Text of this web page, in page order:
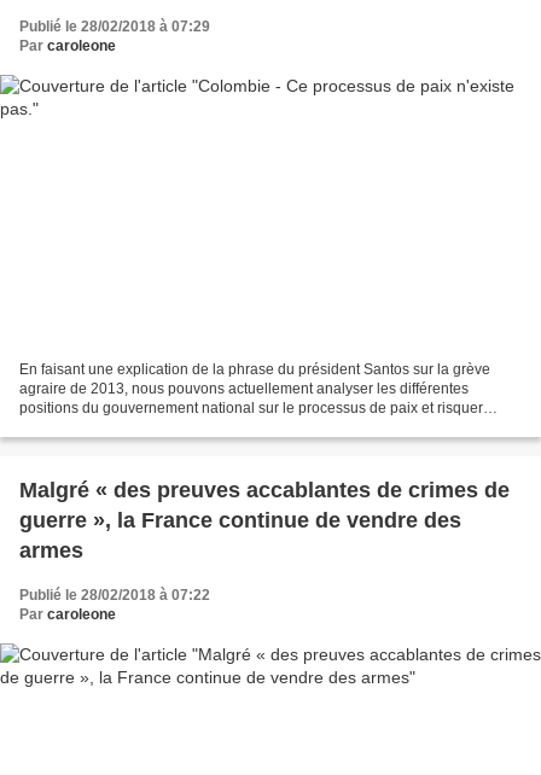
Publié le 28/02/2018 à 07:29
Par caroleone
En faisant une explication de la phrase du président Santos sur la grève
agraire de 2013, nous pouvons actuellement analyser les différentes
positions du gouvernement national sur le processus de paix et risquer
Malgré « des preuves accablantes de crimes de
guerre », la France continue de vendre des
armes
Publié le 28/02/2018 à 07:22
Par caroleone